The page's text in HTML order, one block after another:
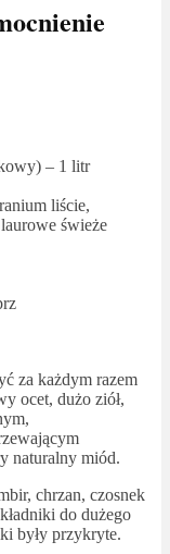
– 1 litr
liście,
świeże
za każdym razem
ocet, dużo ziół,
naturalny miód.
chrzan, czosnek
do dużego
były przykryte.